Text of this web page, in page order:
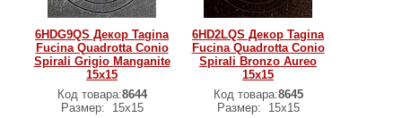
6HDG9QS Декор Tagina
Fucina Quadrotta Conio
Spirali Grigio Manganite
15x15
Код товара:8644
Размер:
15x15
6HD2LQS Декор Tagina
Fucina Quadrotta Conio
Spirali Bronzo Aureo
15x15
Код товара:8645
Размер:
15x15